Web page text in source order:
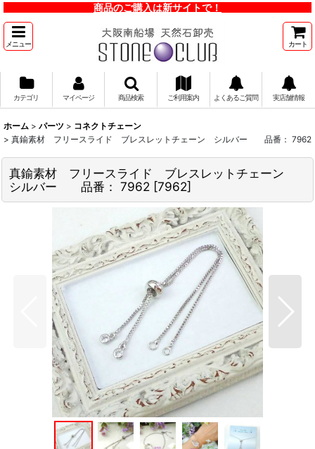
商品のご購入は新サイトで！
メニュー カート
カテゴリ マイページ 商品検索 ご利用案内 よくあるご質問 実店舗情報
ホーム > パーツ > コネクトチェーン
> 真鍮素材 フリースライド ブレスレットチェーン シルバー 品番： 7962
真鍮素材 フリースライド ブレスレットチェーン
シルバー 品番： 7962 [7962]